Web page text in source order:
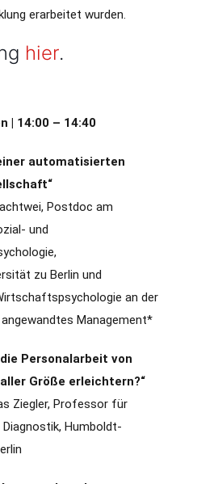
erarbeitet wurden.
hier.
| 14:00 – 14:40
automatisierten
Postdoc am
und
zu Berlin und
an der
Management*
die Personalarbeit von
Größe erleichtern?“
Ziegler, Professor für
Humboldt-